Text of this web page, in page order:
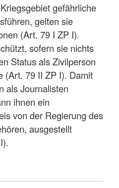
gefährliche
gelten sie
(Art. 79 I ZP I).
sofern sie nichts
Status als Zivilperson
(Art. 79 II ZP I). Damit
als Journalisten
ihnen ein
von der Regierung des
ausgestellt